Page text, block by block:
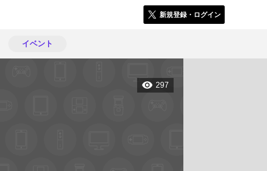
新規登録・ログイン
イベント
297